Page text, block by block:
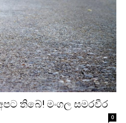
තිබේ! මංගල සමරවීර
0